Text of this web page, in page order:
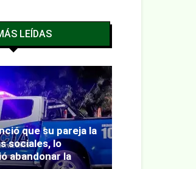
LEÍDAS
que su pareja la
sociales, lo
abandonar la